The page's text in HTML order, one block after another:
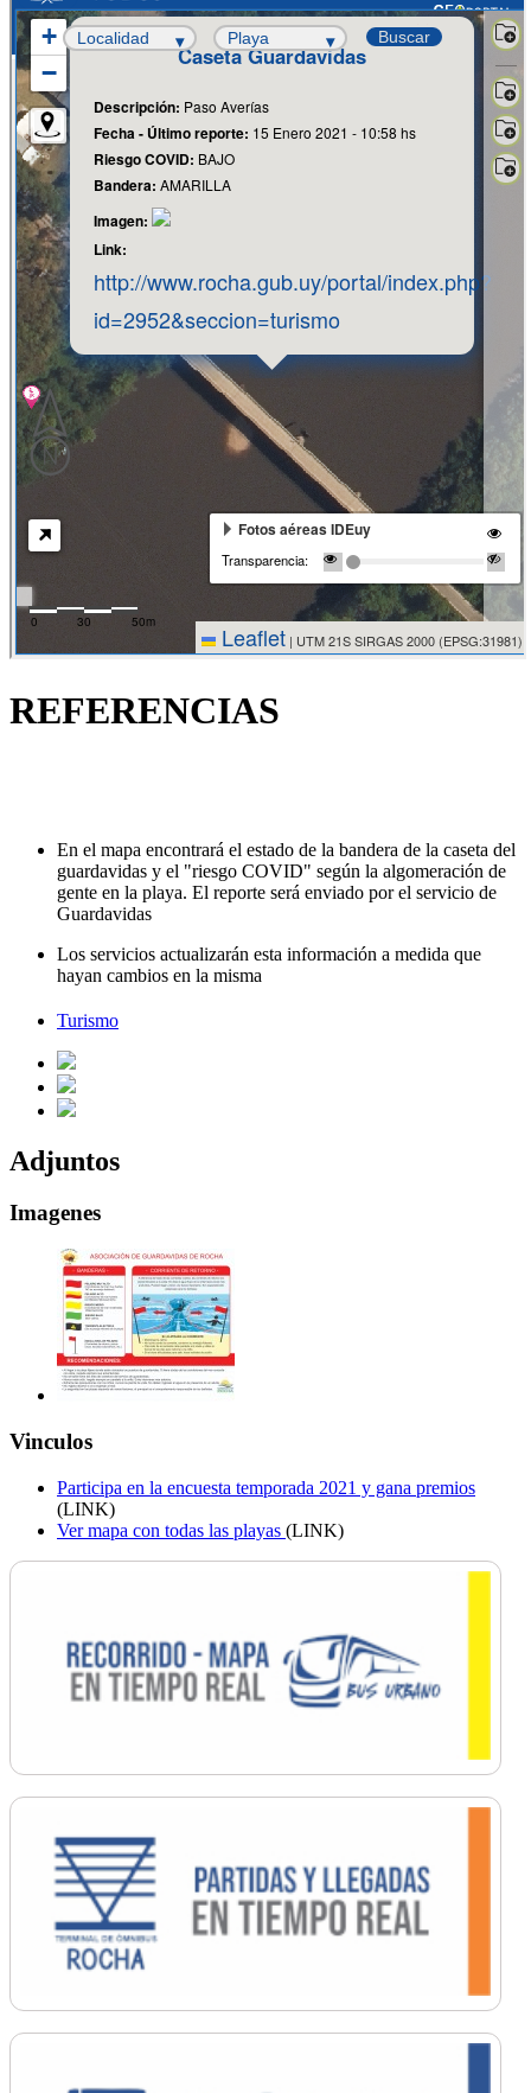
REFERENCIAS
En el mapa encontrará el estado de la bandera de la caseta del
guardavidas y el "riesgo COVID" según la algomeración de
gente en la playa. El reporte será enviado por el servicio de
Guardavidas
Los servicios actualizarán esta información a medida que
hayan cambios en la misma
Turismo
Adjuntos
Imagenes
Vinculos
Participa en la encuesta temporada 2021 y gana premios
(LINK)
Ver mapa con todas las playas (LINK)